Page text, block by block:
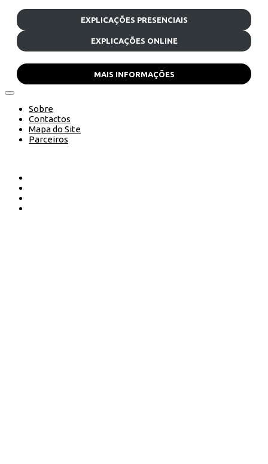
EXPLICAÇÕES PRESENCIAIS
EXPLICAÇÕES ONLINE
MAIS INFORMAÇÕES
Sobre
Contactos
Mapa do Site
Parceiros